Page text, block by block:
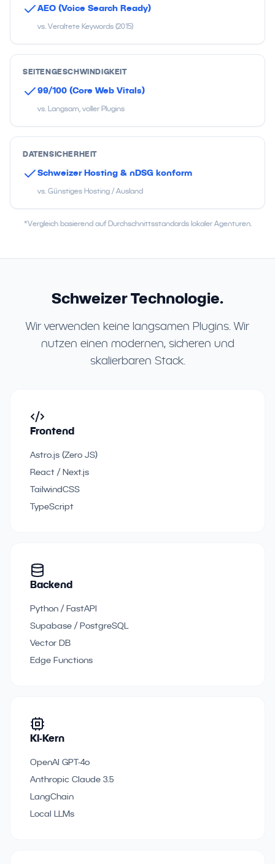
AEO (Voice Search Ready)
vs. Veraltete Keywords (2015)
SEITENGESCHWINDIGKEIT
99/100 (Core Web Vitals)
vs. Langsam, voller Plugins
DATENSICHERHEIT
Schweizer Hosting & nDSG konform
vs. Günstiges Hosting / Ausland
*Vergleich basierend auf Durchschnittsstandards lokaler Agenturen.
Schweizer Technologie.
Wir verwenden keine langsamen Plugins. Wir
nutzen einen modernen, sicheren und
skalierbaren Stack.
Frontend
Astro.js (Zero JS)
React / Next.js
TailwindCSS
TypeScript
Backend
Python / FastAPI
Supabase / PostgreSQL
Vector DB
Edge Functions
KI-Kern
OpenAI GPT-4o
Anthropic Claude 3.5
LangChain
Local LLMs